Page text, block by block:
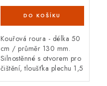
Kouřová roura - délka 50
cm / průměr 130 mm.
Silnostěnné s otvorem pro
čištění, tloušťka plechu 1,5